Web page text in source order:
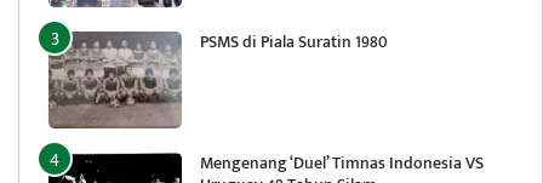
PSMS di Piala Suratin 1980
Mengenang ‘Duel’ Timnas Indonesia VS